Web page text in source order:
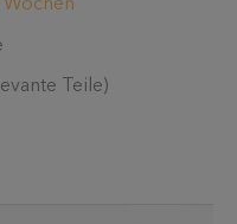
Teile)